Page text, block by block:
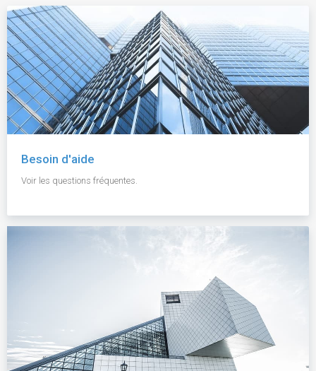
Besoin d'aide
Voir les questions fréquentes.